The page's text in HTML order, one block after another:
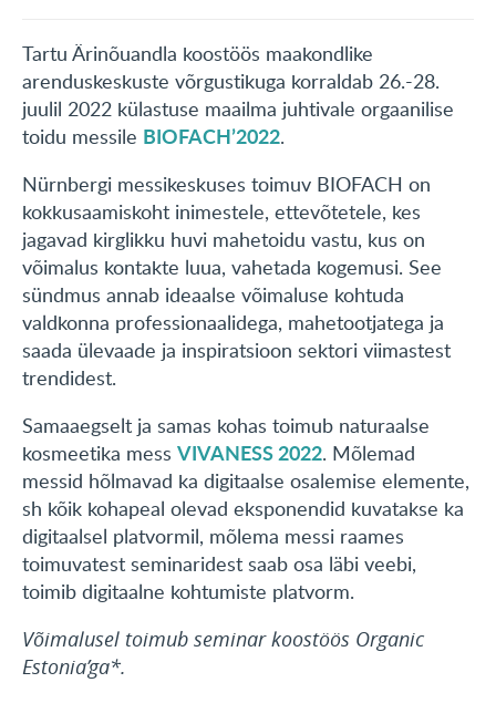
Tartu Ärinõuandla koostöös maakondlike
arenduskeskuste võrgustikuga korraldab 26.-28.
juulil 2022 külastuse maailma juhtivale orgaanilise
toidu messile BIOFACH’2022.
Nürnbergi messikeskuses toimuv BIOFACH on
kokkusaamiskoht inimestele, ettevõtetele, kes
jagavad kirglikku huvi mahetoidu vastu, kus on
võimalus kontakte luua, vahetada kogemusi. See
sündmus annab ideaalse võimaluse kohtuda
valdkonna professionaalidega, mahetootjatega ja
saada ülevaade ja inspiratsioon sektori viimastest
trendidest.
Samaaegselt ja samas kohas toimub naturaalse
kosmeetika mess VIVANESS 2022. Mõlemad
messid hõlmavad ka digitaalse osalemise elemente,
sh kõik kohapeal olevad eksponendid kuvatakse ka
digitaalsel platvormil, mõlema messi raames
toimuvatest seminaridest saab osa läbi veebi,
toimib digitaalne kohtumiste platvorm.
Võimalusel toimub seminar koostöös Organic
Estonia’ga*.